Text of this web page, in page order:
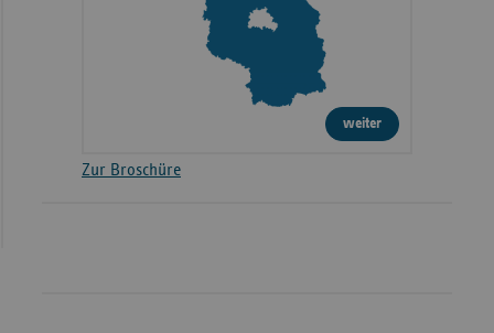
weiter
Zur Broschüre